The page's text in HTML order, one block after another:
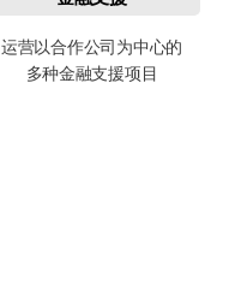
运营以合作公司为中心的
多种金融支援项目